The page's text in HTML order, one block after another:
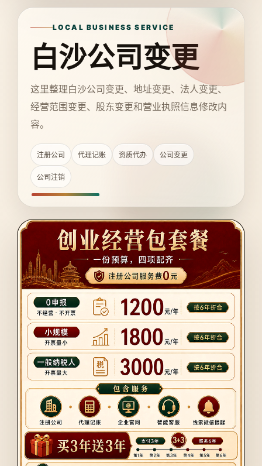
LOCAL BUSINESS SERVICE
白沙公司变更
这里整理白沙公司变更、地址变更、法人变更、
经营范围变更、股东变更和营业执照信息修改内
容。
注册公司 代理记账 资质代办 公司变更
公司注销